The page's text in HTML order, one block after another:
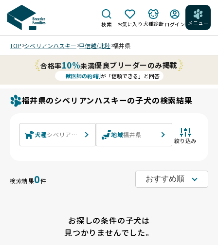
検索 お気に入り 犬種診断 ログイン メニュー
TOP シベリアンハスキー 甲信越/北陸 福井県
合格率10%未満優良ブリーダーのみ掲載
獣医師の約8割が「信頼できる」と回答
福井県のシベリアンハスキーの子犬の検索結果
犬種シベリアンハスキー 地域福井県
絞り込み
検索結果0件
お探しの条件の子犬は
見つかりませんでした。